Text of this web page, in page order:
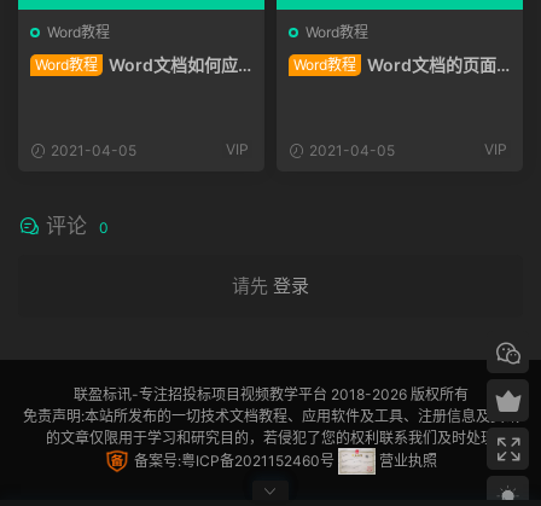
Word教程
Word教程 Word文档如何应
2021-04-05 VIP
Word教程
Word教程 Word文档的页面
2021-04-05 VIP
评论 0
请先 登录
联盈标讯-专注招投标项目视频教学平台 2018-2026 版权所有
免责声明:本站所发布的一切技术文档教程、应用软件及工具、注册信息及资讯
的文章仅限用于学习和研究目的，若侵犯了您的权利联系我们及时处理
备案号:粤ICP备2021152460号
营业执照